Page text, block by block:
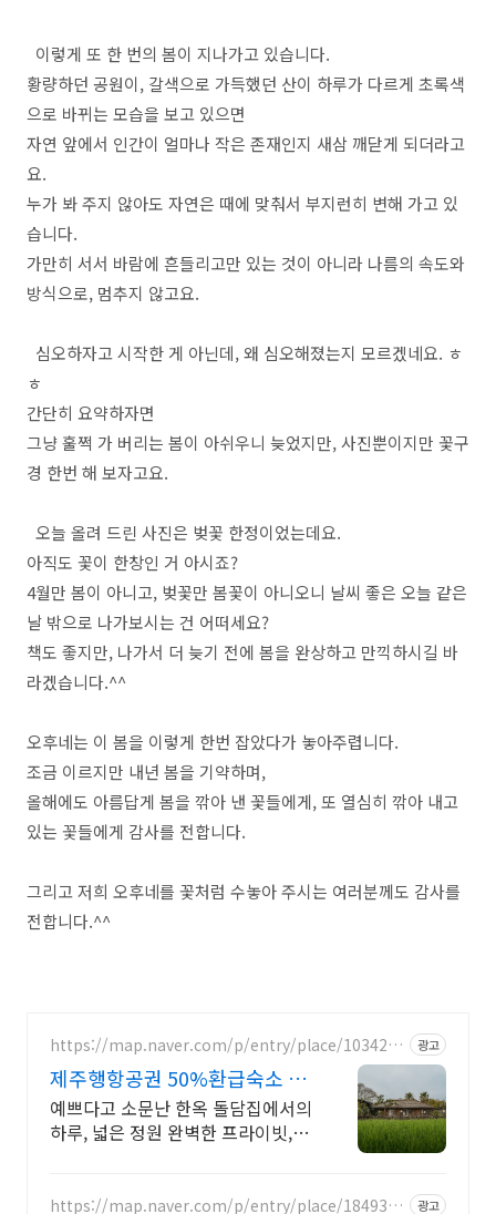
이렇게 또 한 번의 봄이 지나가고 있습니다.
황량하던 공원이, 갈색으로 가득했던 산이 하루가 다르게 초록색
으로 바뀌는 모습을 보고 있으면
자연 앞에서 인간이 얼마나 작은 존재인지 새삼 깨닫게 되더라고
요.
누가 봐 주지 않아도 자연은 때에 맞춰서 부지런히 변해 가고 있
습니다.
가만히 서서 바람에 흔들리고만 있는 것이 아니라 나름의 속도와
방식으로, 멈추지 않고요.
심오하자고 시작한 게 아닌데, 왜 심오해졌는지 모르겠네요. ㅎ
ㅎ
간단히 요약하자면
그냥 훌쩍 가 버리는 봄이 아쉬우니 늦었지만, 사진뿐이지만 꽃구
경 한번 해 보자고요.
오늘 올려 드린 사진은 벚꽃 한정이었는데요.
아직도 꽃이 한창인 거 아시죠?
4월만 봄이 아니고, 벚꽃만 봄꽃이 아니오니 날씨 좋은 오늘 같은
날 밖으로 나가보시는 건 어떠세요?
책도 좋지만, 나가서 더 늦기 전에 봄을 완상하고 만끽하시길 바
라겠습니다.^^
오후네는 이 봄을 이렇게 한번 잡았다가 놓아주렵니다.
조금 이르지만 내년 봄을 기약하며,
올해에도 아름답게 봄을 깎아 낸 꽃들에게, 또 열심히 깎아 내고
있는 꽃들에게 감사를 전합니다.
그리고 저희 오후네를 꽃처럼 수놓아 주시는 여러분께도 감사를
전합니다.^^
https://map.naver.com/p/entry/place/1034285
광고
제주행항공권 50%환급숙소 대
가족형 감성돌집 8인까지
예쁘다고 소문난 한옥 돌담집에서의
하루, 넓은 정원 완벽한 프라이빗, 돌
침실3, 욕실2,
https://map.naver.com/p/entry/place/1849336
광고